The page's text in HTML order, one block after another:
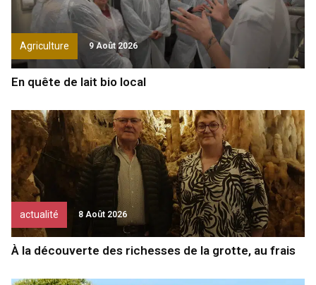
Agriculture 9 Août 2026
En quête de lait bio local
actualité 8 Août 2026
À la découverte des richesses de la grotte, au frais